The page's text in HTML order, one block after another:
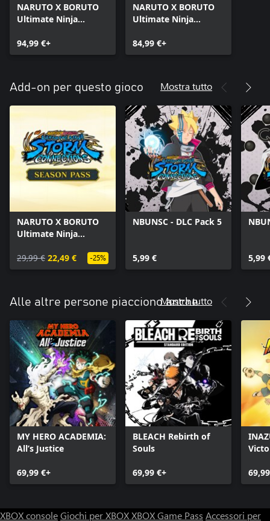
NARUTO X BORUTO
Ultimate Ninja
CONNECTIONS
Ultimate Edition
94,99 €+
NARUTO X BORUTO
Ultimate Ninja
CONNECTIONS
Deluxe Edition
84,99 €+
Add-on per questo gioco Mostra tutto
NARUTO X BORUTO
Ultimate Ninja
CONNECTIONS -
Season Pass
29,99 € 22,49 € -25%
NBUNSC - DLC Pack 5
5,99 € 5,99
Alle altre persone piacciono anche
Mostra tutto
MY HERO ACADEMIA:
All’s Justice
69,99 €+
BLEACH Rebirth of
Souls
69,99 €+
XBOX consoleGiochi per XBOXXBOX Game Pass Accessori per